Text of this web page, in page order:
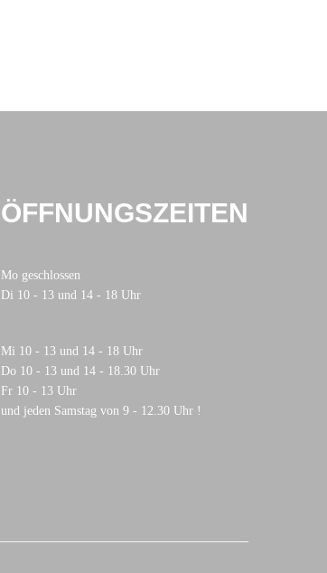
ÖFFNUNGSZEITEN
Mo geschlossen
Di 10 - 13 und 14 - 18 Uhr
Mi 10 - 13 und 14 - 18 Uhr
Do 10 - 13 und 14 - 18.30 Uhr
Fr 10 - 13 Uhr
und jeden Samstag von 9 - 12.30 Uhr !